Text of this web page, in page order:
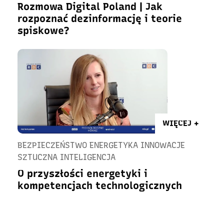
Rozmowa Digital Poland | Jak
rozpoznać dezinformację i teorie
spiskowe?
WIĘCEJ +
BEZPIECZEŃSTWO ENERGETYKA INNOWACJE
SZTUCZNA INTELIGENCJA
O przyszłości energetyki i
kompetencjach technologicznych